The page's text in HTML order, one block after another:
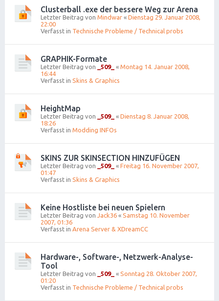
Clusterball .exe der bessere Weg zur Arena
Letzter Beitrag von Mindwar « Dienstag 29. Januar 2008,
22:00
Verfasst in Technische Probleme / Technical probs
GRAPHIK-Formate
Letzter Beitrag von _509_ « Montag 14. Januar 2008,
16:44
Verfasst in Skins & Graphics
HeightMap
Letzter Beitrag von _509_ « Dienstag 8. Januar 2008,
18:26
Verfasst in Modding INFOs
SKINS ZUR SKINSECTION HINZUFÜGEN
Letzter Beitrag von _509_ « Freitag 16. November 2007,
01:47
Verfasst in Skins & Graphics
Keine Hostliste bei neuen Spielern
Letzter Beitrag von Jack36 « Samstag 10. November
2007, 01:36
Verfasst in Arena Server & XDreamCC
Hardware-, Software-, Netzwerk-Analyse-
Tool
Letzter Beitrag von _509_ « Sonntag 28. Oktober 2007,
01:20
Verfasst in Technische Probleme / Technical probs